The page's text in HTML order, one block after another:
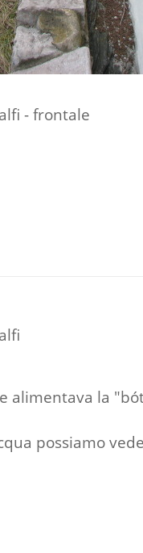
- frontale
alimentava la
possiamo